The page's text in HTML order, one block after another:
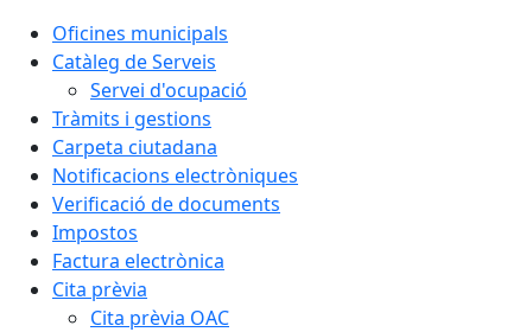
Oficines municipals
Catàleg de Serveis
Servei d'ocupació
Tràmits i gestions
Carpeta ciutadana
Notificacions electròniques
Verificació de documents
Impostos
Factura electrònica
Cita prèvia
Cita prèvia OAC